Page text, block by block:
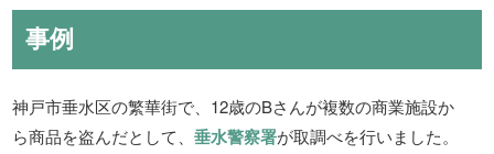
事例
神戸市垂水区の繁華街で、12歳のBさんが複数の商業施設か
ら商品を盗んだとして、垂水警察署が取調べを行いました。